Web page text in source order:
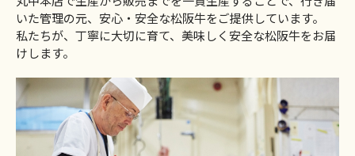
いた管理の元、安心・安全な松阪牛をご提供しています。
私たちが、丁寧に大切に育て、美味しく安全な松阪牛をお届
けします。